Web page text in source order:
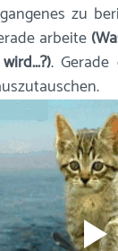
zu
arbeite
.